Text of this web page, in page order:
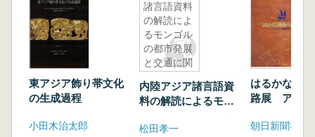
東アジア飾り帯文化
の生成過程
小田木治太郎
諸言語資料
の解読によ
るモンゴル
の都市発展
と交通に関
究
内陸アジア諸言語資
料の解読によるモン
通に関する総合研究
松田孝一
はるかなる
路展 アジア